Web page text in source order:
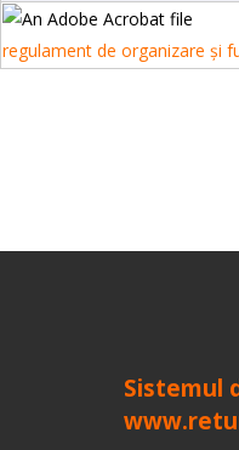
regulament de organizare și
Sistemul